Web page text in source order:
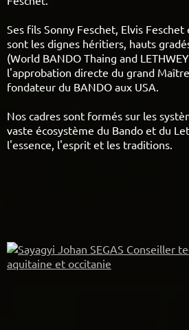
Ses fils Sonny Feschet, Elvis
sont les dignes héritiers, hauts
(World BANDO Thaing and
l'approbation directe du grand
fondateur du BANDO aux USA.
Nos cadres sont formés sur les
vaste écosystème du Bando et du
l'essence, l'esprit et les traditions.